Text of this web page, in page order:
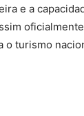
e a
o turismo